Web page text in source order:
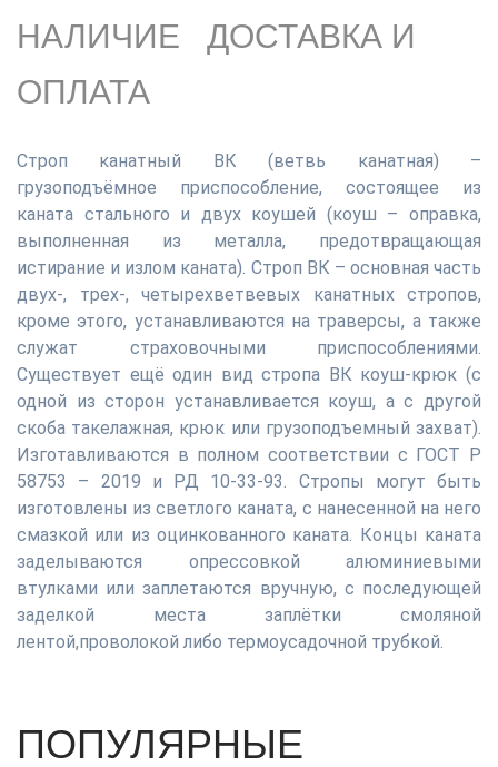
НАЛИЧИЕ
ДОСТАВКА И
ОПЛАТА
Строп канатный ВК (ветвь канатная) –
грузоподъёмное приспособление, состоящее из
каната стального и двух коушей (коуш – оправка,
выполненная из металла, предотвращающая
истирание и излом каната). Строп ВК – основная часть
двух-, трех-, четырехветвевых канатных стропов,
кроме этого, устанавливаются на траверсы, а также
служат страховочными приспособлениями.
Существует ещё один вид стропа ВК коуш-крюк (с
одной из сторон устанавливается коуш, а с другой
скоба такелажная, крюк или грузоподъемный захват).
Изготавливаются в полном соответствии с ГОСТ Р
58753 – 2019 и РД 10-33-93. Стропы могут быть
изготовлены из светлого каната, с нанесенной на него
смазкой или из оцинкованного каната. Концы каната
заделываются опрессовкой алюминиевыми
втулками или заплетаются вручную, с последующей
заделкой места заплётки смоляной
лентой,проволокой либо термоусадочной трубкой.
ПОПУЛЯРНЫЕ